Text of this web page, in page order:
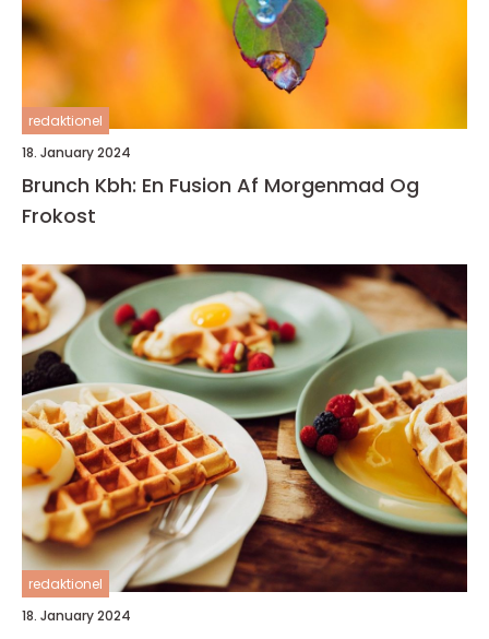
redaktionel
18. January 2024
Brunch Kbh: En Fusion Af Morgenmad Og
Frokost
redaktionel
18. January 2024